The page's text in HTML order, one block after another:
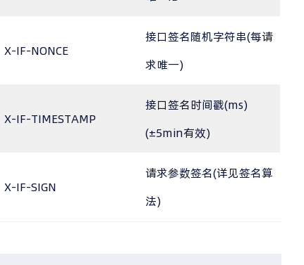
X-IF-NONCE
接口签名随机字符串(每请
求唯一)
X-IF-TIMESTAMP
接口签名时间戳(ms)
(±5min有效)
X-IF-SIGN
请求参数签名(详见签名算
法)